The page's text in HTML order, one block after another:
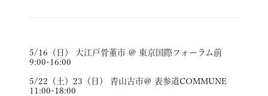
5/16（日） 大江戸骨董市 ＠ 東京国際フォーラム前
9:00-16:00
5/22（土）23（日） 青山古市＠ 表参道COMMUNE
11:00-18:00